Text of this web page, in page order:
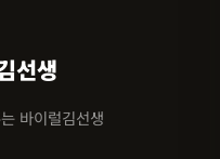
선생
바이럴김선생